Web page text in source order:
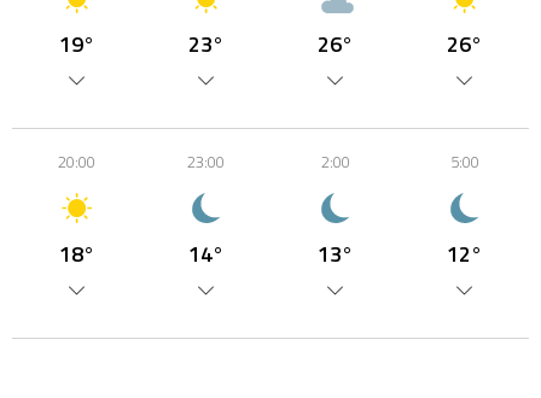
19° 23° 26° 26°
20:00
18°
23:00
14°
2:00
13°
5:00
12°